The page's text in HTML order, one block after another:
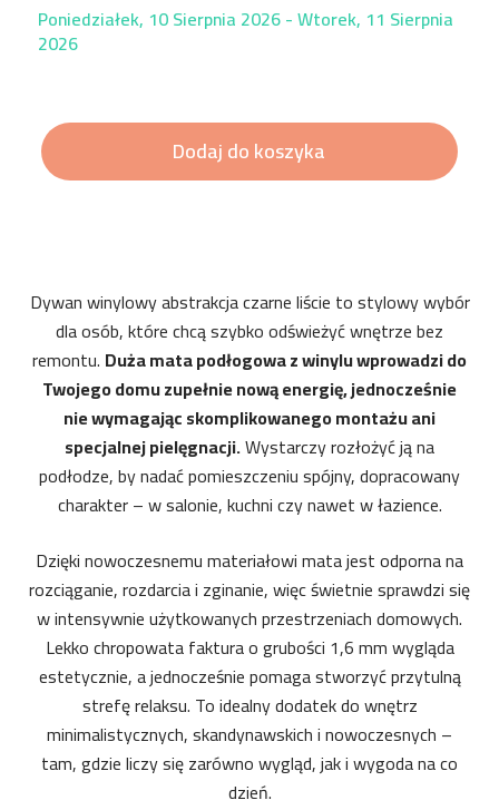
Poniedziałek, 10 Sierpnia 2026 - Wtorek, 11 Sierpnia
2026
Dodaj do koszyka
Dywan winylowy abstrakcja czarne liście to stylowy wybór
dla osób, które chcą szybko odświeżyć wnętrze bez
remontu. Duża mata podłogowa z winylu wprowadzi do
Twojego domu zupełnie nową energię, jednocześnie
nie wymagając skomplikowanego montażu ani
specjalnej pielęgnacji.Wystarczy rozłożyć ją na
podłodze, by nadać pomieszczeniu spójny, dopracowany
charakter – w salonie, kuchni czy nawet w łazience.
Dzięki nowoczesnemu materiałowi mata jest odporna na
rozciąganie, rozdarcia i zginanie, więc świetnie sprawdzi się
w intensywnie użytkowanych przestrzeniach domowych.
Lekko chropowata faktura o grubości 1,6 mm wygląda
estetycznie, a jednocześnie pomaga stworzyć przytulną
strefę relaksu. To idealny dodatek do wnętrz
minimalistycznych, skandynawskich i nowoczesnych –
tam, gdzie liczy się zarówno wygląd, jak i wygoda na co
dzień.